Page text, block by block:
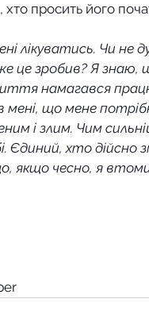
хто просить його
лікуватись. Чи не
це зробив? Я знаю,
намагався
що мене
і злим. Чим
Єдиний, хто
якщо чесно, я